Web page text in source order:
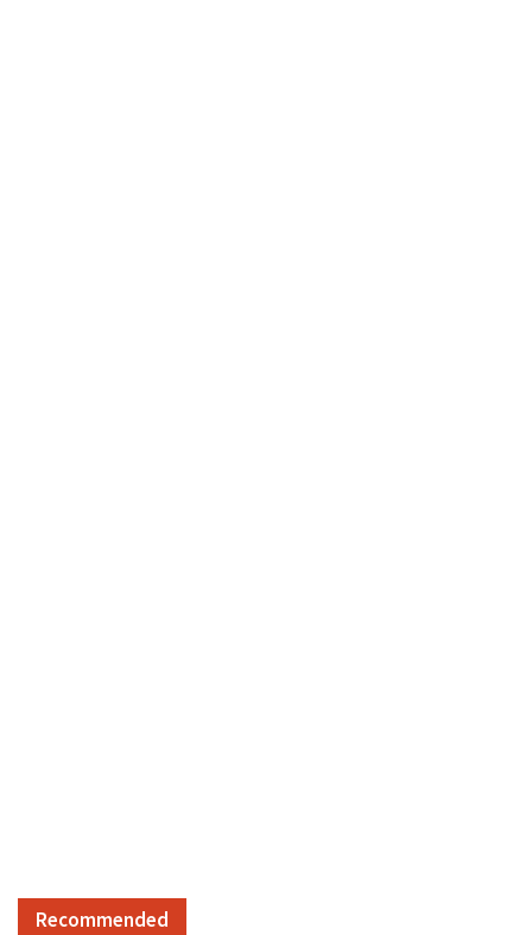
Recommended